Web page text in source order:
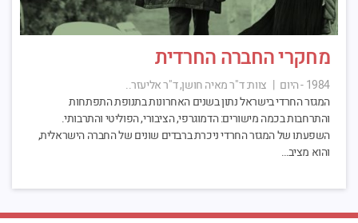
מחקרי החברה החרדית
1984 - היום | צוות:ד"ר מאיה חושן, ד"ר אליעזר..
המגזר החרדי בישראל נתון בשנים האחרונות בתנופת התפתחות
והתרחבות בכמה מישורים: הדמוגרפי, הציבורי, הפוליטי והתרבותי.
השפעתו של המגזר החרדי ניכרת ברבדים שונים של החברה הישראלית,
והוא מציב…